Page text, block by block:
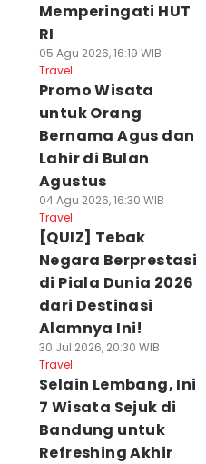
Memperingati HUT
RI
05 Agu 2026, 16:19 WIB
Travel
Promo Wisata
untuk Orang
Bernama Agus dan
Lahir di Bulan
Agustus
04 Agu 2026, 16:30 WIB
Travel
[QUIZ] Tebak
Negara Berprestasi
di Piala Dunia 2026
dari Destinasi
Alamnya Ini!
30 Jul 2026, 20:30 WIB
Travel
Selain Lembang, Ini
7 Wisata Sejuk di
Bandung untuk
Refreshing Akhir